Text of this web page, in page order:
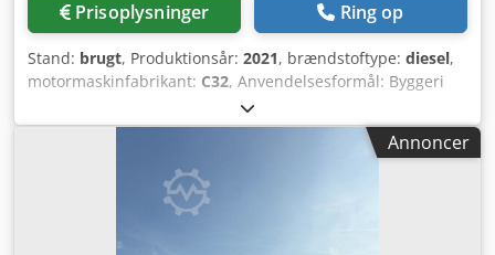
Prisoplysninger Ring op
Stand: brugt, Produktionsår: 2021, brændstoftype: diesel,
motormaskinfabrikant: C32, Anvendelsesformål: Byggeri
Egenvægt: 18.221 kg Generator kapacitet: 1.100 kVA
Transportmål (L x B x H): 20 ft HC container Kontakt
venligst salgsafdelingen for yderligere information. Over
85 års salgserfaring i Holland. Et ekspertteam, der finder
løsninger til dit individuelle behov. 1000 driftstimer eller 1
års garanti: optimal sikkerhed. Csdpjvyn A Uofx Agtorf
Tilgængelig døgnet rundt, syv dage om ugen. Hurtig
Annoncer